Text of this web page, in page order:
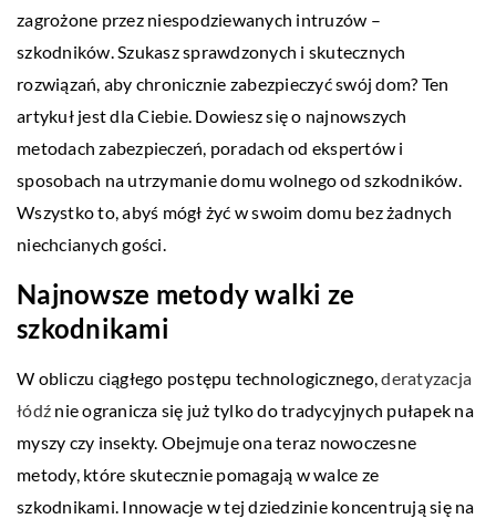
zagrożone przez niespodziewanych intruzów –
szkodników. Szukasz sprawdzonych i skutecznych
rozwiązań, aby chronicznie zabezpieczyć swój dom? Ten
artykuł jest dla Ciebie. Dowiesz się o najnowszych
metodach zabezpieczeń, poradach od ekspertów i
sposobach na utrzymanie domu wolnego od szkodników.
Wszystko to, abyś mógł żyć w swoim domu bez żadnych
niechcianych gości.
Najnowsze metody walki ze
szkodnikami
W obliczu ciągłego postępu technologicznego,deratyzacja
łódź nie ogranicza się już tylko do tradycyjnych pułapek na
myszy czy insekty. Obejmuje ona teraz nowoczesne
metody, które skutecznie pomagają w walce ze
szkodnikami. Innowacje w tej dziedzinie koncentrują się na